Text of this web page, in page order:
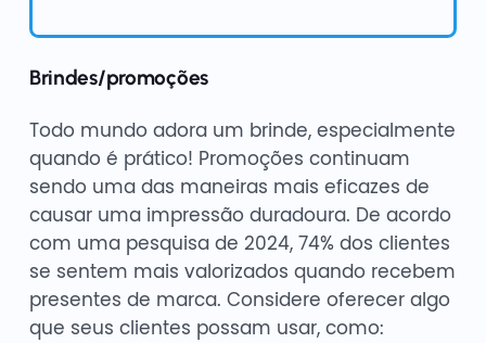
Brindes/promoções
Todo mundo adora um brinde, especialmente
quando é prático! Promoções continuam
sendo uma das maneiras mais eficazes de
causar uma impressão duradoura. De acordo
com uma pesquisa de 2024, 74% dos clientes
se sentem mais valorizados quando recebem
presentes de marca. Considere oferecer algo
que seus clientes possam usar, como: